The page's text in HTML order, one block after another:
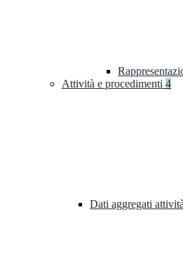
Attività e procedimenti 4
Dati aggregati